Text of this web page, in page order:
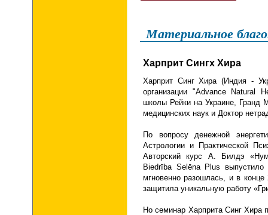
Материальное
Харприт Сингх Хира
Харприт Синг Хира (Индия -
организации "Advance Natural
школы Рейки на Украине, Гранд
медицинских наук и Доктор
По вопросу денежной
Астрологии и Практической
Авторский курс А. Билдэ
Biedrība Selēna Plus
мгновенно разошлась, и в
защитила уникальную работу
Но семинар Харприта Синг Хира